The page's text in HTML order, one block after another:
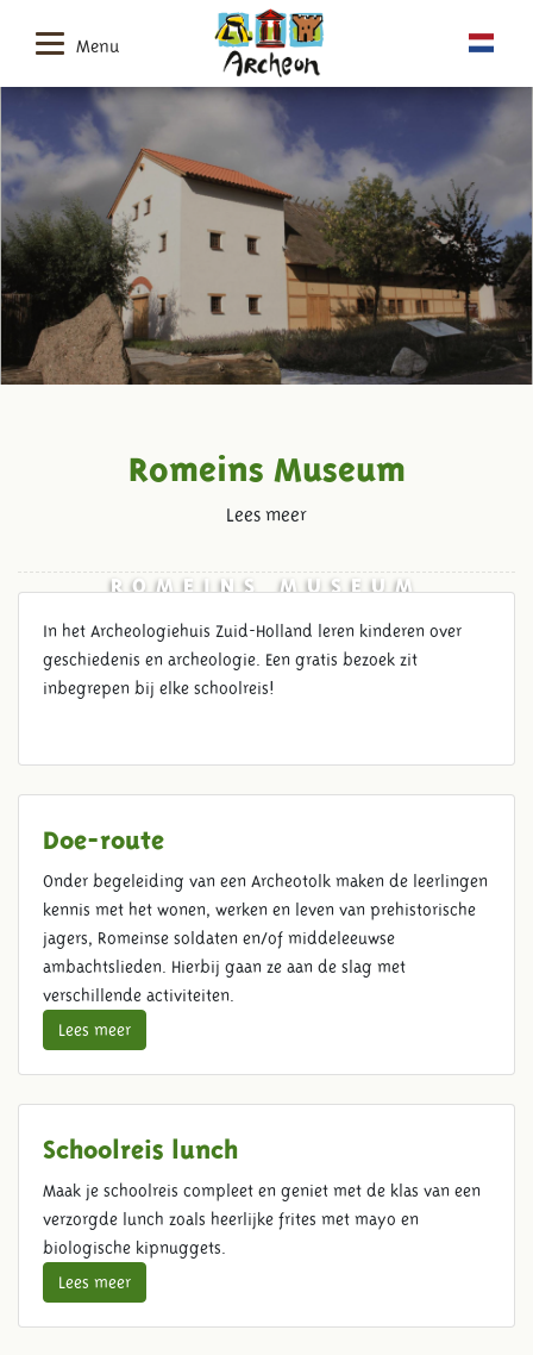
Menu
ROMEINS MUSEUM
Romeins Museum
Lees meer
In het Archeologiehuis Zuid-Holland leren kinderen over
geschiedenis en archeologie. Een gratis bezoek zit
inbegrepen bij elke schoolreis!
Doe-route
Onder begeleiding van een Archeotolk maken de leerlingen
kennis met het wonen, werken en leven van prehistorische
jagers, Romeinse soldaten en/of middeleeuwse
ambachtslieden. Hierbij gaan ze aan de slag met
verschillende activiteiten.
Lees meer
Schoolreis lunch
Maak je schoolreis compleet en geniet met de klas van een
verzorgde lunch zoals heerlijke frites met mayo en
biologische kipnuggets.
Lees meer